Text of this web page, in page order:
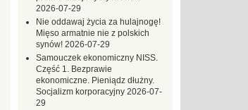
2026-07-29
Nie oddawaj życia za hulajnogę!
Mięso armatnie nie z polskich
synów! 2026-07-29
Samouczek ekonomiczny NISS.
Część 1. Bezprawie
ekonomiczne. Pieniądz dłużny.
Socjalizm korporacyjny 2026-07-
29